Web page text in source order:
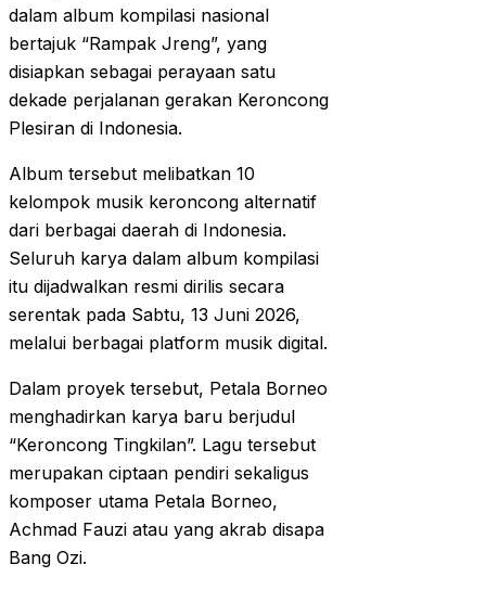
dalam album kompilasi nasional
bertajuk “Rampak Jreng”, yang
disiapkan sebagai perayaan satu
dekade perjalanan gerakan Keroncong
Plesiran di Indonesia.
Album tersebut melibatkan 10
kelompok musik keroncong alternatif
dari berbagai daerah di Indonesia.
Seluruh karya dalam album kompilasi
itu dijadwalkan resmi dirilis secara
serentak pada Sabtu, 13 Juni 2026,
melalui berbagai platform musik digital.
Dalam proyek tersebut, Petala Borneo
menghadirkan karya baru berjudul
“Keroncong Tingkilan”. Lagu tersebut
merupakan ciptaan pendiri sekaligus
komposer utama Petala Borneo,
Achmad Fauzi atau yang akrab disapa
Bang Ozi.